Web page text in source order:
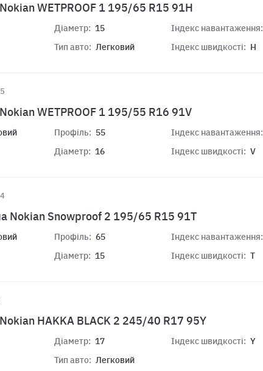
WETPROOF 1 195/65 R15 91H
Діаметр: 15
Тип авто: Легковий
Індекс навантаження:
Індекс швидкості: H
WETPROOF 1 195/55 R16 91V
Профіль: 55
Діаметр: 16
Індекс навантаження:
Індекс швидкості: V
Nokian Snowproof 2 195/65 R15 91T
Профіль: 65
Діаметр: 15
Індекс навантаження:
Індекс швидкості: T
HAKKA BLACK 2 245/40 R17 95Y
Діаметр: 17
Тип авто: Легковий
Індекс швидкості: Y